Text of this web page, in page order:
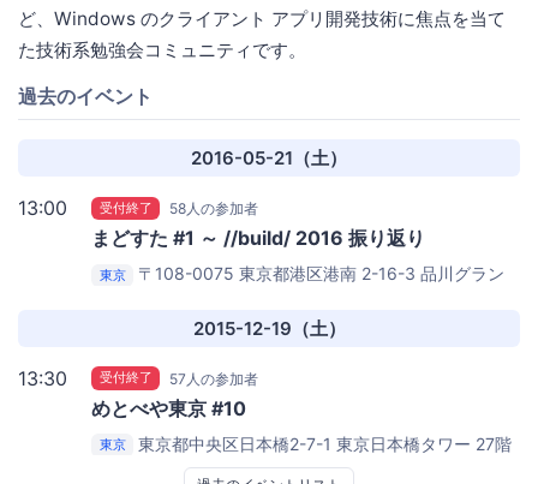
ど、Windows のクライアント アプリ開発技術に焦点を当て
た技術系勉強会コミュニティです。
過去のイベント
2016-05-21（土）
13:00 受付終了 58人の参加者
まどすた #1 ～ //build/ 2016 振り返り
東京
〒108-0075 東京都港区港南 2-16-3 品川グラン
本社 31F セミナー ルーム B
2015-12-19（土）
13:30 受付終了 57人の参加者
めとべや東京 #10
東京
東京都中央区日本橋2-7-1 東京日本橋タワー 27階
サイボウズ株式会社 東京オフィス